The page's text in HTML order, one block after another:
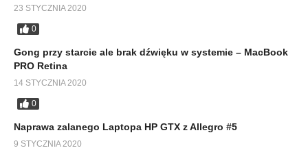
23 STYCZNIA 2020
0
Gong przy starcie ale brak dźwięku w systemie – MacBook
PRO Retina
14 STYCZNIA 2020
0
Naprawa zalanego Laptopa HP GTX z Allegro #5
9 STYCZNIA 2020